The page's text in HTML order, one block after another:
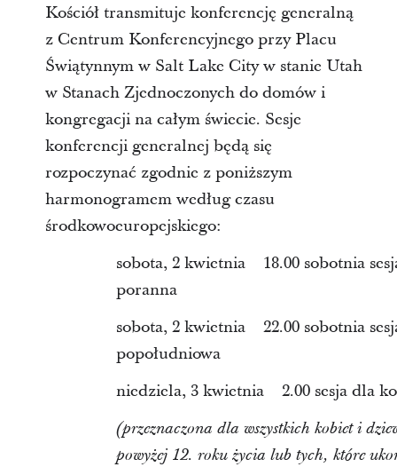
Kościół transmituje konferencję generalną
z Centrum Konferencyjnego przy Placu
Świątynnym w Salt Lake City w stanie Utah
w Stanach Zjednoczonych do domów i
kongregacji na całym świecie. Sesje
konferencji generalnej będą się
rozpoczynać zgodnie z poniższym
harmonogramem według czasu
środkowoeuropejskiego:
sobota, 2 kwietnia 18.00 sobotnia
poranna
sobota, 2 kwietnia 22.00 sobotnia
popołudniowa
niedziela, 3 kwietnia 2.00 sesja dla
(przeznaczona dla wszystkich kobiet i
powyżej 12. roku życia lub tych, które